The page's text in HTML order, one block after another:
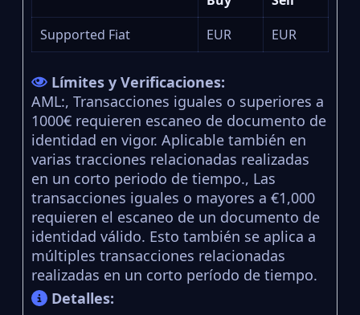
Supported Fiat
EUR EUR
Límites y Verificaciones:
AML:, Transacciones iguales o superiores a
1000€ requieren escaneo de documento de
identidad en vigor. Aplicable también en
varias tracciones relacionadas realizadas
en un corto periodo de tiempo., Las
transacciones iguales o mayores a €1,000
requieren el escaneo de un documento de
identidad válido. Esto también se aplica a
múltiples transacciones relacionadas
realizadas en un corto período de tiempo.
Detalles: